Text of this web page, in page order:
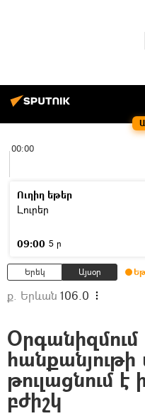
00:00
Ուղիղ եթեր
Լուրեր
09:00 5 ր
Երեկ Այսօր
ք. Երևան 106.0
Օրգանիզմում
թուլացնում է
բժիշկ